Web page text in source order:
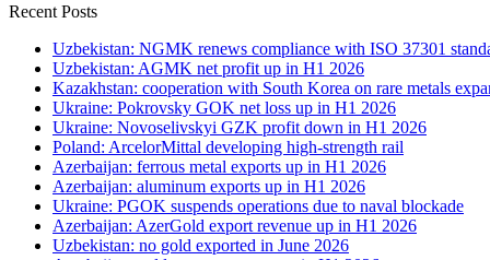
Recent Posts
Uzbekistan: NGMK renews compliance with ISO 37301
Uzbekistan: AGMK net profit up in H1 2026
Kazakhstan: cooperation with South Korea on rare metals
Ukraine: Pokrovsky GOK net loss up in H1 2026
Ukraine: Novoselivskyi GZK profit down in H1 2026
Poland: ArcelorMittal developing high-strength rail
Azerbaijan: ferrous metal exports up in H1 2026
Azerbaijan: aluminum exports up in H1 2026
Ukraine: PGOK suspends operations due to naval blockade
Azerbaijan: AzerGold export revenue up in H1 2026
Uzbekistan: no gold exported in June 2026